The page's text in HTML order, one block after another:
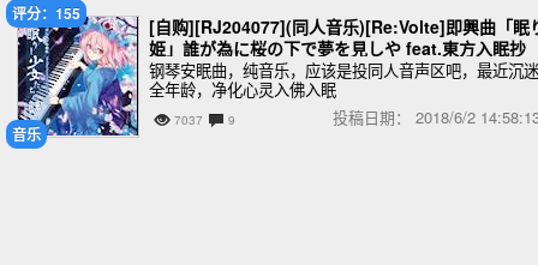
音乐
评分：155
[自购][RJ204077](同人音乐)[Re:Volte]即興曲「眠
姫」誰が為に桜の下で夢を見しや feat.東方入眠抄
钢琴安眠曲，纯音乐，应该是投同人音声区吧，最近沉迷
全年龄，净化心灵入佛入眠
7037 9 投稿日期： 2018/6/2